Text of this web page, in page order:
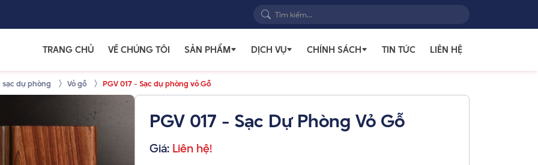
TRANG CHỦ VỀ CHÚNG TÔI SẢN PHẨM DỊCH VỤ CHÍNH SÁCH TIN TỨC LIÊN HỆ
sạc dự phòng Vỏ gỗ PGV 017 - Sạc dự phòng vỏ Gỗ
PGV 017 - Sạc Dự Phòng Vỏ Gỗ
Giá: Liên hệ!